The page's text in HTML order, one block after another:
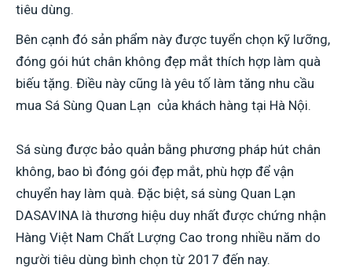
tiêu dùng.
Bên cạnh đó sản phẩm này được tuyển chọn kỹ lưỡng,
đóng gói hút chân không đẹp mắt thích hợp làm quà
biếu tặng. Điều này cũng là yêu tố làm tăng nhu cầu
mua Sá Sùng Quan Lạn của khách hàng tại Hà Nội.
Sá sùng được bảo quản bằng phương pháp hút chân
không, bao bì đóng gói đẹp mắt, phù hợp để vận
chuyển hay làm quà. Đặc biệt, sá sùng Quan Lạn
DASAVINA là thương hiệu duy nhất được chứng nhận
Hàng Việt Nam Chất Lượng Cao trong nhiều năm do
người tiêu dùng bình chọn từ 2017 đến nay.